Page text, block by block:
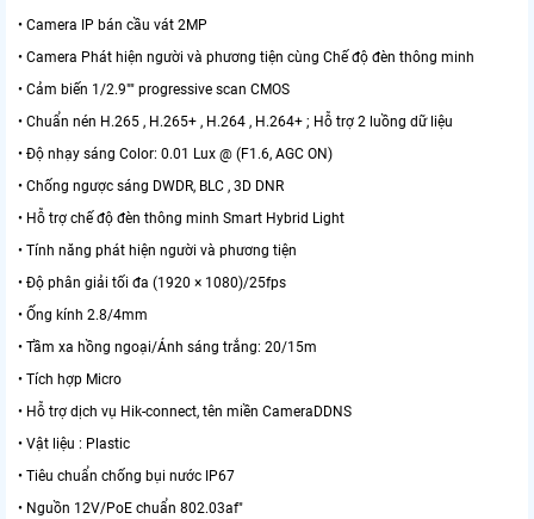
• Camera IP bán cầu vát 2MP
• Camera Phát hiện người và phương tiện cùng Chế độ đèn thông minh
• Cảm biến 1/2.9"" progressive scan CMOS
• Chuẩn nén H.265 , H.265+ , H.264 , H.264+ ; Hỗ trợ 2 luồng dữ liệu
• Độ nhạy sáng Color: 0.01 Lux @ (F1.6, AGC ON)
• Chống ngược sáng DWDR, BLC , 3D DNR
• Hỗ trợ chế độ đèn thông minh Smart Hybrid Light
• Tính năng phát hiện người và phương tiện
• Độ phân giải tối đa (1920 × 1080)/25fps
• Ống kính 2.8/4mm
• Tầm xa hồng ngoại/Ánh sáng trắng: 20/15m
• Tích hợp Micro
• Hỗ trợ dịch vụ Hik-connect, tên miền CameraDDNS
• Vật liệu : Plastic
• Tiêu chuẩn chống bụi nước IP67
• Nguồn 12V/PoE chuẩn 802.03af"